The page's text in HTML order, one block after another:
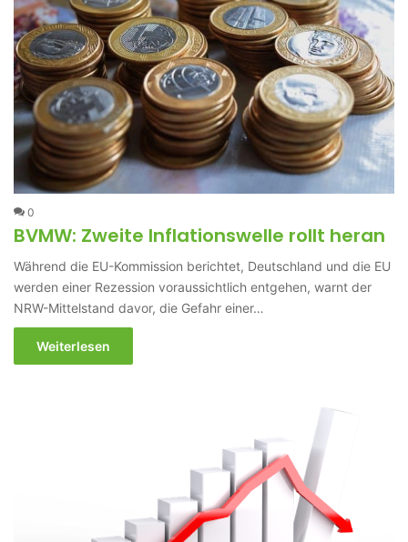
0
BVMW: Zweite Inflationswelle rollt heran
Während die EU-Kommission berichtet, Deutschland und die EU
werden einer Rezession voraussichtlich entgehen, warnt der
NRW-Mittelstand davor, die Gefahr einer…
Weiterlesen